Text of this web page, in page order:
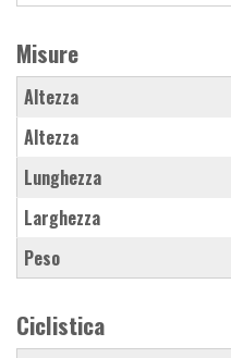
Misure
Altezza
Altezza
Lunghezza
Larghezza
Peso
Ciclistica